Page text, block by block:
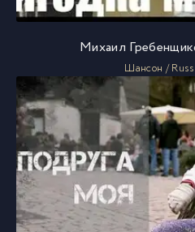
Михаил
Шансон /